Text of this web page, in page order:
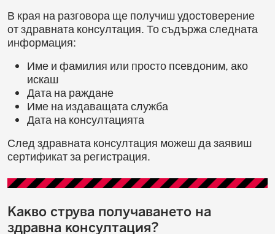
В края на разговора ще получиш удостоверение
от здравната консултация. То съдържа следната
информация:
Име и фамилия или просто псевдоним, ако
искаш
Дата на раждане
Име на издаващата служба
Дата на консултацията
След здравната консултация можеш да заявиш
сертификат за регистрация.
Какво струва получаването на
здравна консултация?